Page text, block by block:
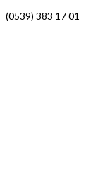
(0539) 383 17 01